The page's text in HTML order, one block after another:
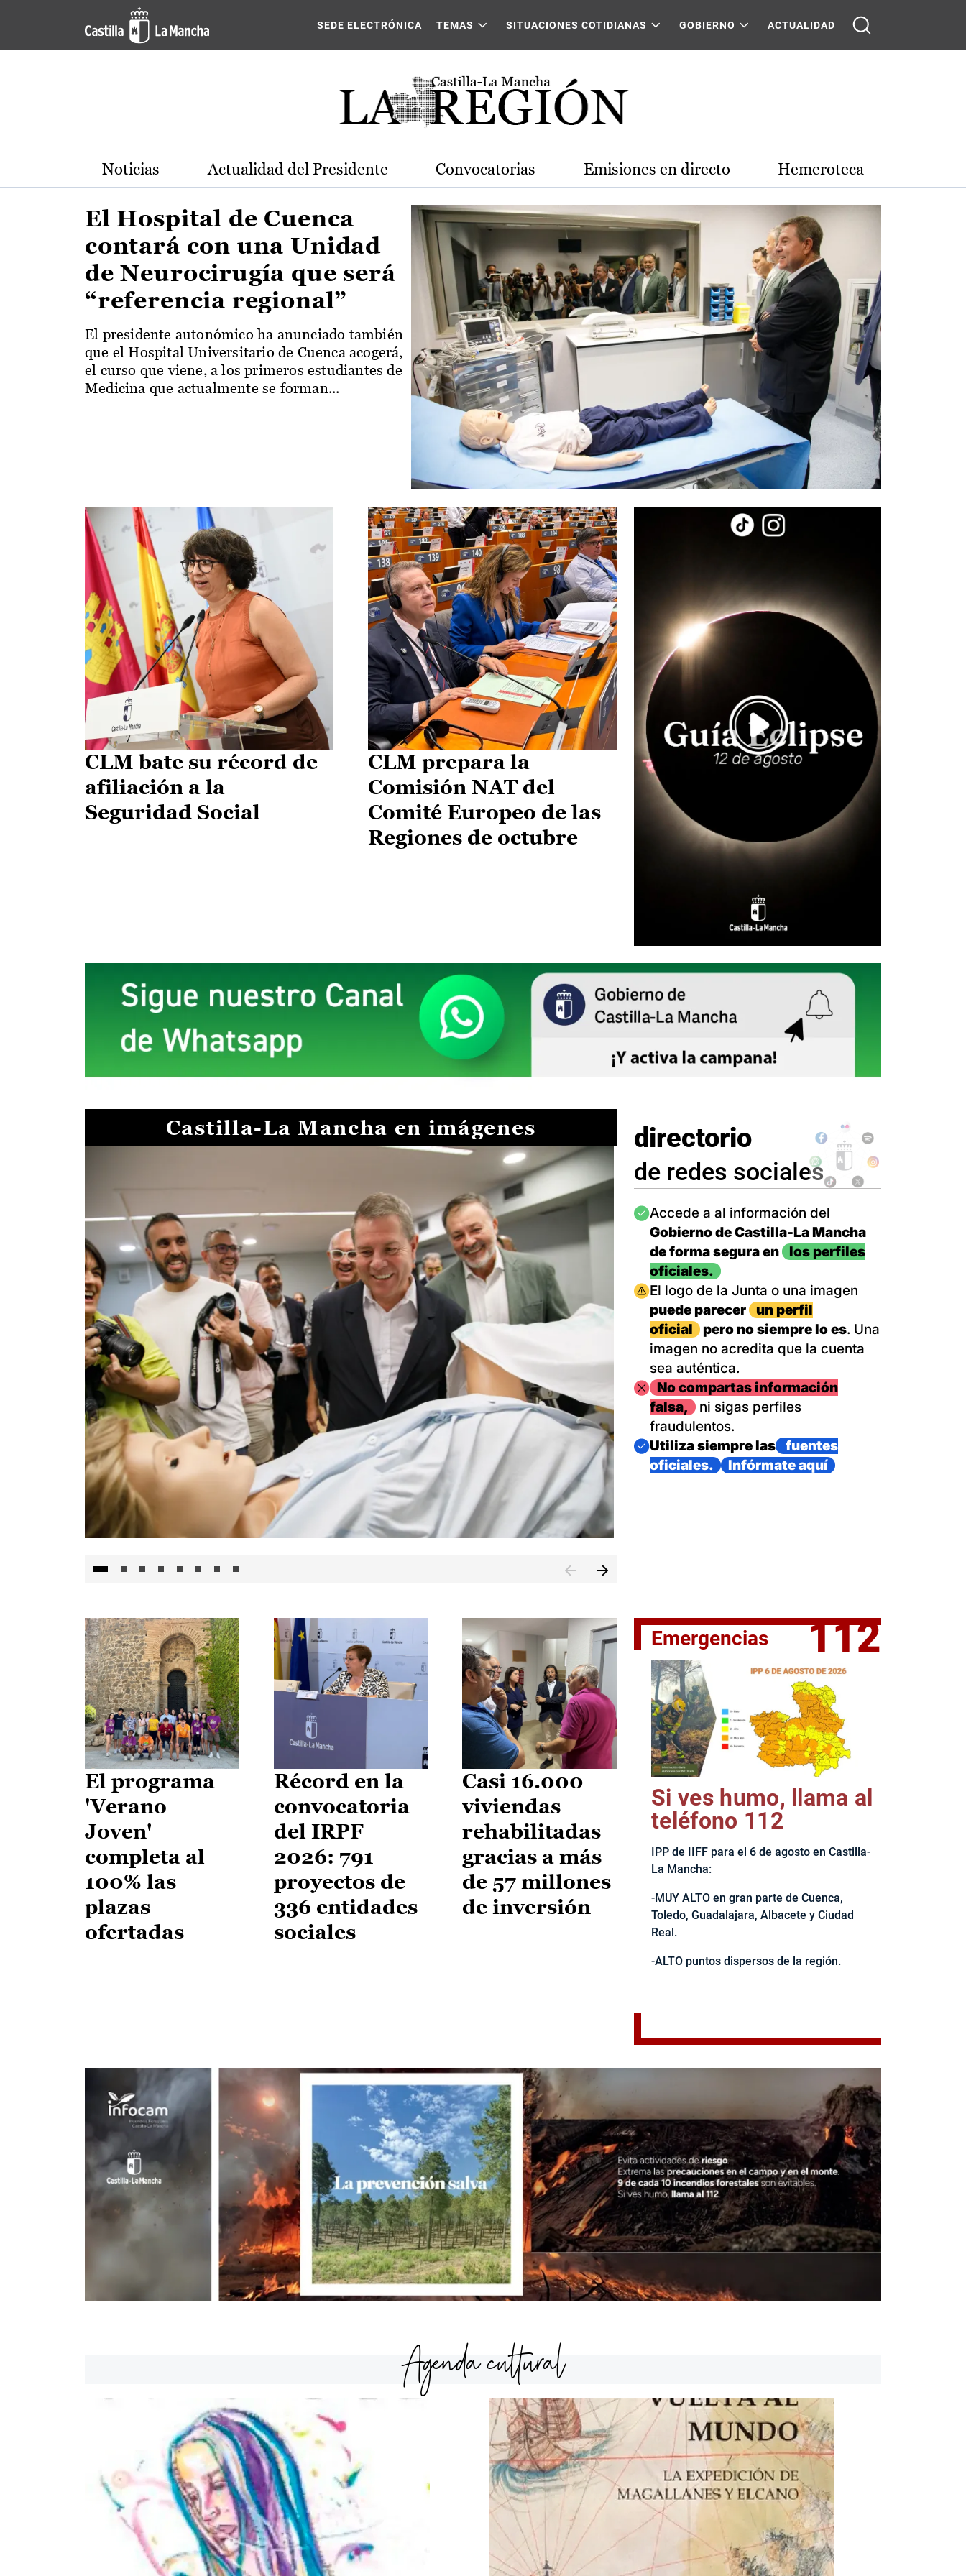
Pasar al contenido principal
Actualidad de la región de Castilla-La Mancha
SEDE ELECTRÓNICA TEMAS SITUACIONES COTIDIANAS GOBIERNO ACTUALIDAD
Noticias Actualidad del Presidente Convocatorias Emisiones en directo Hemeroteca
El Hospital de Cuenca
contará con una Unidad
de Neurocirugía que será
“referencia regional”
El presidente autonómico ha anunciado también
que el Hospital Universitario de Cuenca acogerá,
el curso que viene, a los primeros estudiantes de
Medicina que actualmente se forman...
CLM bate su récord de
afiliación a la
Seguridad Social
CLM prepara la
Comisión NAT del
Comité Europeo de las
Regiones de octubre
Castilla-La Mancha en imágenes
El jefe del Ejecutivo castellanomanchego, Emiliano García-
directorio
de redes sociales
Imagen
Accede a al información del
Gobierno de Castilla-La Mancha
de forma segura en
los perfiles
oficiales.
Imagen
El logo de la Junta o una imagen
puede parecer
un perfil
oficial
pero no siempre lo es. Una
imagen no acredita que la cuenta
sea auténtica.
ImagenNo compartas información
falsa,
ni sigas perfiles
fraudulentos.
Imagen
Utiliza siempre las
fuentes
oficiales.
Infórmate aquí
El programa
'Verano
Joven'
completa al
100% las
plazas
ofertadas
Récord en la
convocatoria
del IRPF
2026: 791
proyectos de
336 entidades
sociales
Casi 16.000
viviendas
rehabilitadas
gracias a más
de 57 millones
de inversión
Emergencias 112
Si ves humo, llama al
teléfono 112
IPP de IIFF para el 6 de agosto en Castilla-
La Mancha:
-MUY ALTO en gran parte de Cuenca,
Toledo, Guadalajara, Albacete y Ciudad
Real.
-ALTO puntos dispersos de la región.
Agenda cultural